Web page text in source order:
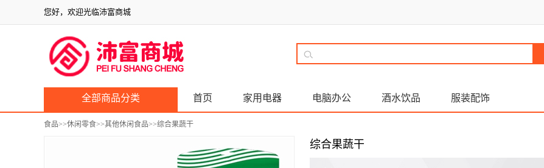
您好，欢迎光临沛富商城
全部商品分类 首页 家用电器 电脑办公 酒水饮品 服装配饰
食品>>休闲零食>>其他休闲食品>>综合果蔬干
综合果蔬干